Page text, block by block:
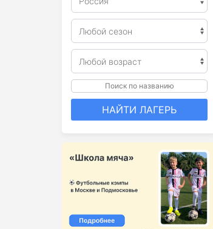
Поиск по названию
НАЙТИ ЛАГЕРЬ